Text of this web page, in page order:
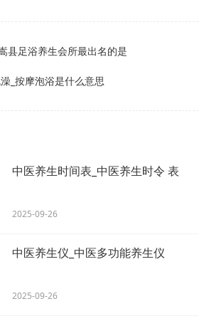
县足浴养生会所最出名的是
_按摩泡浴是什么意思
中医养生时间表_中医养生时令 表
2025-09-26
中医养生仪_中医多功能养生仪
2025-09-26